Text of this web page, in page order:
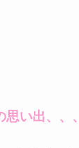
い出、、、